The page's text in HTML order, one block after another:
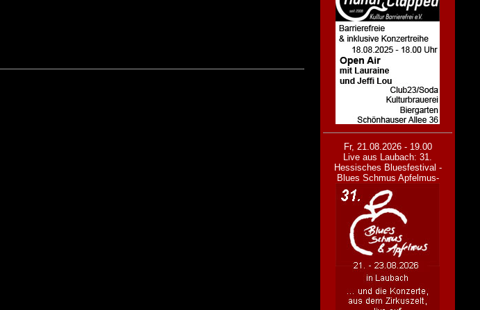
Fr, 21.08.2026 - 19.00
Live aus Laubach: 31.
Hessisches Bluesfestival -
Blues Schmus Apfelmus-